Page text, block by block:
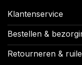
Klantenservice
Bestellen &
Retourneren &